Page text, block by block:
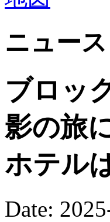
ニュース
ブロッ
影の旅
ホテル
Date: